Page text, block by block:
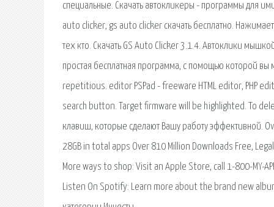
специальные. Скачать автокликеры - программы для
auto clicker, gs auto clicker скачать бесплатно.
тех кто. Скачать GS Auto Clicker 3.1.4. Автоклики
простая бесплатная программа, с помощью которой
repetitious. editor PSPad - freeware HTML editor, PHP
search button. Target firmware will be highlighted. To
клавиш, которые сделают Вашу работу эффективной.
28GB in total apps Over 810 Million Downloads Free,
More ways to shop: Visit an Apple Store, call 1-800-MY-
Listen On Spotify: Learn more about the brand new